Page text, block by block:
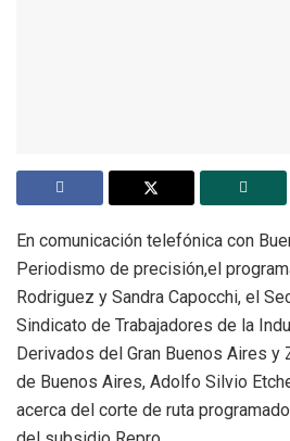
En comunicación telefónica con
Periodismo de precisión,el
Rodriguez y Sandra Capocchi, el
Sindicato de Trabajadores de la
Derivados del Gran Buenos Aires y
de Buenos Aires, Adolfo Silvio
acerca del corte de ruta